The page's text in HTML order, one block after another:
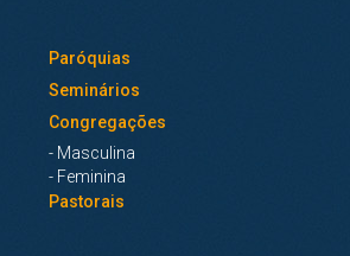
Paróquias
Seminários
Congregações
- Masculina
- Feminina
Pastorais